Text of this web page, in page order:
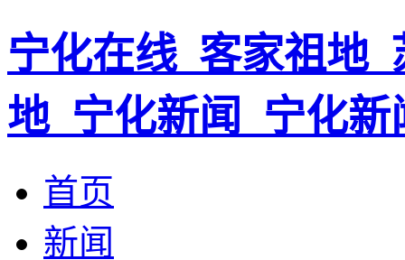
宁化在线_客家祖地
地_宁化新闻_宁化
首页
新闻